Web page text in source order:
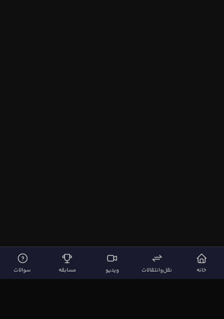
خانه نقل‌وانتقالات ویدیو مسابقه سوالات